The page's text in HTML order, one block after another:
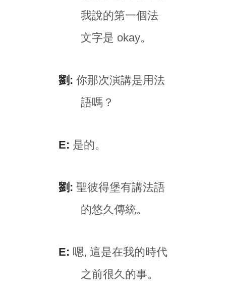
我說的第一個法
文字是 okay。
劉: 你那次演講是用法
語嗎？
E: 是的。
劉: 聖彼得堡有講法語
的悠久傳統。
E: 嗯, 這是在我的時代
之前很久的事。